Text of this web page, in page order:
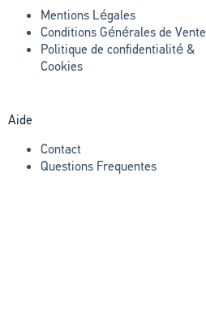
Mentions Légales
Conditions Générales de Vente
Politique de confidentialité &
Cookies
Aide
Contact
Questions Frequentes